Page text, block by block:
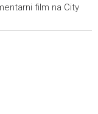
i dalje na
film na City